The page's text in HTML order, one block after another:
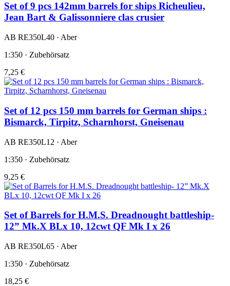
Set of 9 pcs 142mm barrels for ships Richeulieu,
Jean Bart & Galissonniere clas crusier
AB RE350L40 · Aber
1:350 · Zubehörsatz
7,25 €
Set of 12 pcs 150 mm barrels for German ships :
Bismarck, Tirpitz, Scharnhorst, Gneisenau
AB RE350L12 · Aber
1:350 · Zubehörsatz
9,25 €
Set of Barrels for H.M.S. Dreadnought battleship-
12” Mk.X BLx 10, 12cwt QF Mk I x 26
AB RE350L65 · Aber
1:350 · Zubehörsatz
18,25 €